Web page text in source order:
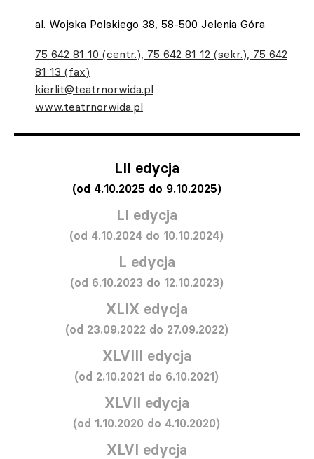
al. Wojska Polskiego 38, 58-500 Jelenia Góra
75 642 81 10 (centr.), 75 642 81 12 (sekr.), 75 642
81 13 (fax)
kierlit@teatrnorwida.pl
www.teatrnorwida.pl
LII edycja
(od 4.10.2025 do 9.10.2025)
LI edycja
(od 4.10.2024 do 10.10.2024)
L edycja
(od 6.10.2023 do 12.10.2023)
XLIX edycja
(od 23.09.2022 do 27.09.2022)
XLVIII edycja
(od 2.10.2021 do 6.10.2021)
XLVII edycja
(od 1.10.2020 do 4.10.2020)
XLVI edycja